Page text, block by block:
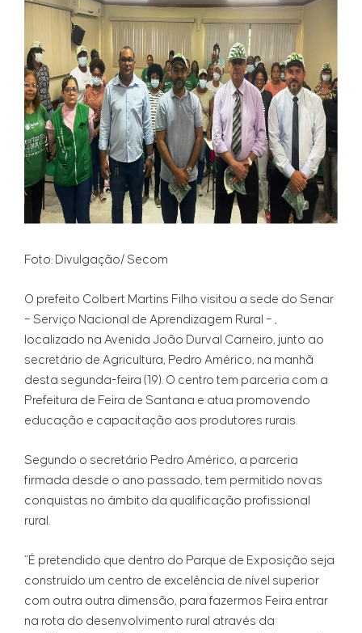
Foto: Divulgação/ Secom
O prefeito Colbert Martins Filho visitou a sede do Senar
– Serviço Nacional de Aprendizagem Rural – ,
localizado na Avenida João Durval Carneiro, junto ao
secretário de Agricultura, Pedro Américo, na manhã
desta segunda-feira (19). O centro tem parceria com a
Prefeitura de Feira de Santana e atua promovendo
educação e capacitação aos produtores rurais.
Segundo o secretário Pedro Américo, a parceria
firmada desde o ano passado, tem permitido novas
conquistas no âmbito da qualificação profissional
rural.
“É pretendido que dentro do Parque de Exposição seja
construído um centro de excelência de nível superior
com outra outra dimensão, para fazermos Feira entrar
na rota do desenvolvimento rural através da